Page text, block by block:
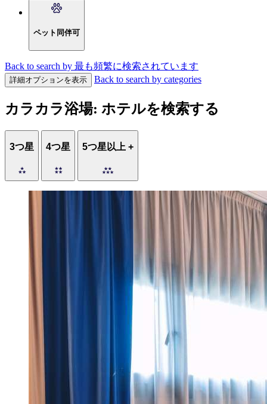
ペット同伴可
Back to search by 最も頻繁に検索されています
詳細オプションを表示 Back to search by categories
カラカラ浴場: ホテルを検索する
3つ星 4つ星 5つ星以上 +